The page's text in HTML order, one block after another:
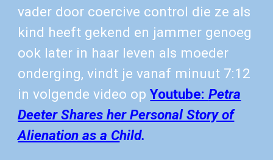
vader door coercive control die ze als
kind heeft gekend en jammer genoeg
ook later in haar leven als moeder
onderging, vindt je vanaf minuut 7:12
in volgende video opYoutube:Petra
Deeter Shares her Personal Story of
Alienation as a Child.